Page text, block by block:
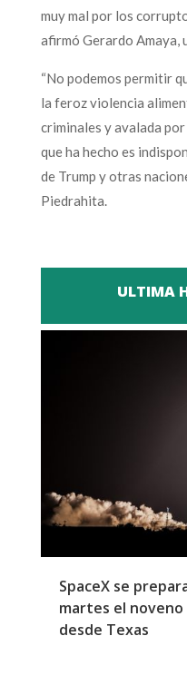
muy mal por los
afirmó Gerardo Amaya,
“No podemos permitir
la feroz violencia
criminales y avalada
que ha hecho es
de Trump y otras
Piedrahita.
ULTIMA
SpaceX se
martes el
desde Texas